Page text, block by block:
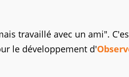
travaillé avec un ami".
le développement d'